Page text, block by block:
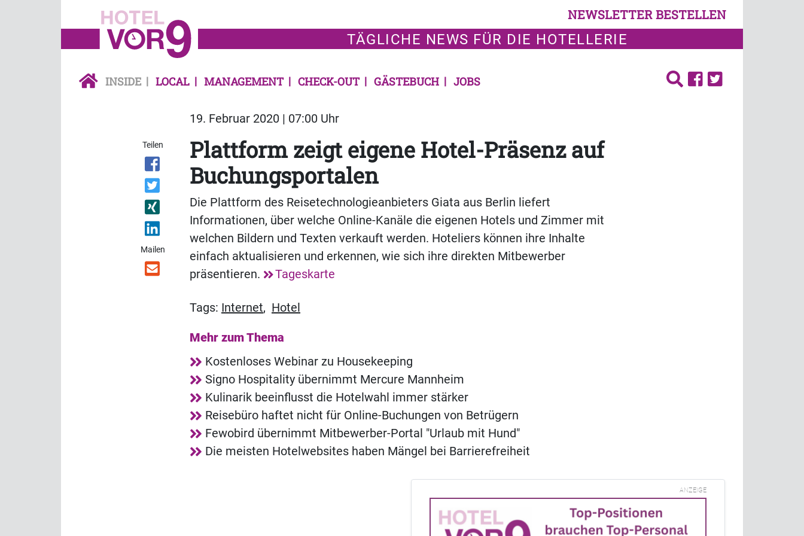
NEWSLETTER BESTELLEN
TÄGLICHE NEWS FÜR DIE HOTELLERIE
INSIDE LOCAL MANAGEMENT CHECK-OUT GÄSTEBUCH JOBS
19. Februar 2020 | 07:00 Uhr
Teilen
Mailen
Plattform zeigt eigene Hotel-Präsenz auf
Buchungsportalen
Die Plattform des Reisetechnologieanbieters Giata aus Berlin liefert
Informationen, über welche Online-Kanäle die eigenen Hotels und Zimmer mit
welchen Bildern und Texten verkauft werden. Hoteliers können ihre Inhalte
einfach aktualisieren und erkennen, wie sich ihre direkten Mitbewerber
präsentieren.
Tageskarte
Tags: Internet, Hotel
Mehr zum Thema
Kostenloses Webinar zu Housekeeping
Signo Hospitality übernimmt Mercure Mannheim
Kulinarik beeinflusst die Hotelwahl immer stärker
Reisebüro haftet nicht für Online-Buchungen von Betrügern
Fewobird übernimmt Mitbewerber-Portal "Urlaub mit Hund"
Die meisten Hotelwebsites haben Mängel bei Barrierefreiheit
ANZEIGE